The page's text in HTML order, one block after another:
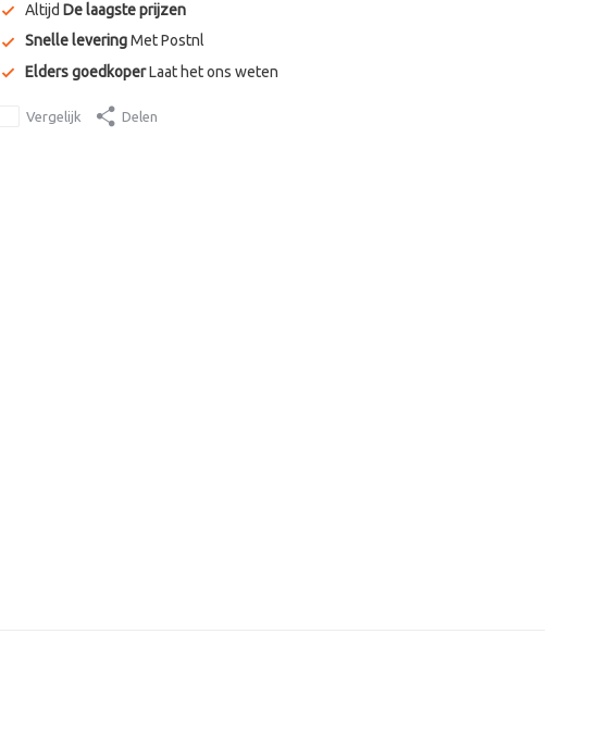
Altijd De laagste prijzen
Snelle leveringMet Postnl
Elders goedkoperLaat het ons weten
Vergelijk Delen